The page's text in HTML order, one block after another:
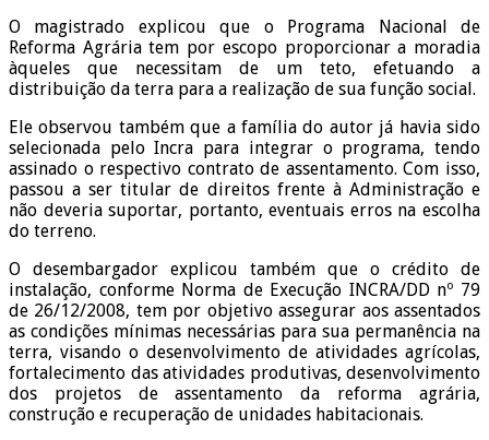
O magistrado explicou que o Programa Nacional de
Reforma Agrária tem por escopo proporcionar a moradia
àqueles que necessitam de um teto, efetuando a
distribuição da terra para a realização de sua função social.
Ele observou também que a família do autor já havia sido
selecionada pelo Incra para integrar o programa, tendo
assinado o respectivo contrato de assentamento. Com isso,
passou a ser titular de direitos frente à Administração e
não deveria suportar, portanto, eventuais erros na escolha
do terreno.
O desembargador explicou também que o crédito de
instalação, conforme Norma de Execução INCRA/DD nº 79
de 26/12/2008, tem por objetivo assegurar aos assentados
as condições mínimas necessárias para sua permanência na
terra, visando o desenvolvimento de atividades agrícolas,
fortalecimento das atividades produtivas, desenvolvimento
dos projetos de assentamento da reforma agrária,
construção e recuperação de unidades habitacionais.